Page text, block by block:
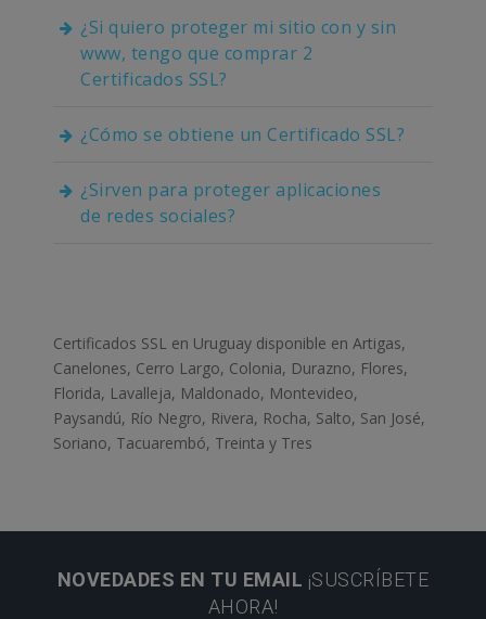
¿Si quiero proteger mi sitio con y sin
www, tengo que comprar 2
Certificados SSL?
¿Cómo se obtiene un Certificado SSL?
¿Sirven para proteger aplicaciones
de redes sociales?
Certificados SSL en Uruguay disponible en Artigas,
Canelones, Cerro Largo, Colonia, Durazno, Flores,
Florida, Lavalleja, Maldonado, Montevideo,
Paysandú, Río Negro, Rivera, Rocha, Salto, San José,
Soriano, Tacuarembó, Treinta y Tres
NOVEDADES EN TU EMAIL ¡SUSCRÍBETE
AHORA!